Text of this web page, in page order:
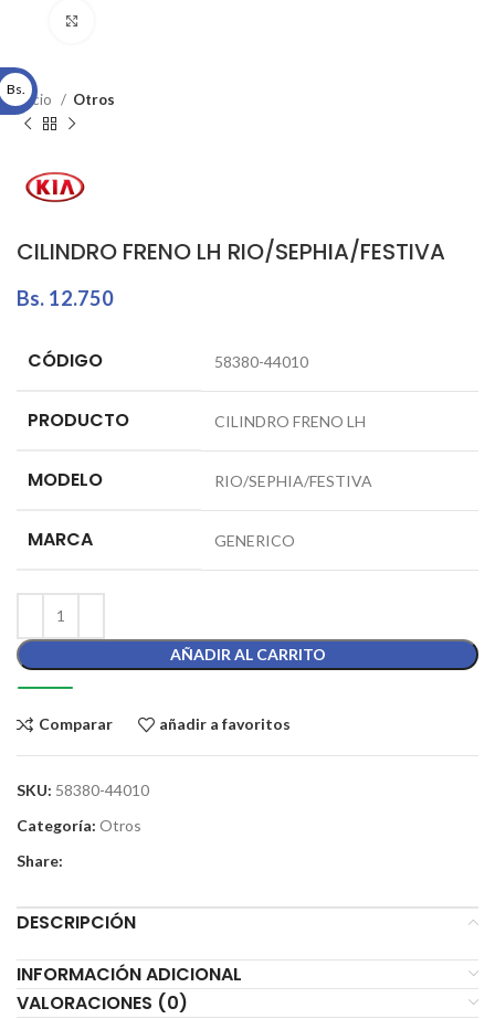
Inicio Otros
CILINDRO FRENO LH RIO/SEPHIA/FESTIVA
Bs. 12.750
CÓDIGO 58380-44010
PRODUCTO CILINDRO FRENO LH
MODELO RIO/SEPHIA/FESTIVA
MARCA GENERICO
AÑADIR AL CARRITO
Comparar añadir a favoritos
SKU: 58380-44010
Categoría: Otros
Share:
DESCRIPCIÓN
INFORMACIÓN ADICIONAL
VALORACIONES (0)
Bs.